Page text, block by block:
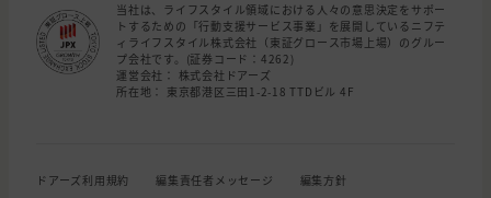
当社は、ライフスタイル領域における人々の意思決定をサポー
トするための「行動支援サービス事業」を展開しているニフテ
ィライフスタイル株式会社（東証グロース市場上場）のグルー
プ会社です。(証券コード：4262)
運営会社： 株式会社ドアーズ
所在地： 東京都港区三田1-2-18 TTDビル 4F
ドアーズ利用規約 編集責任者メッセージ 編集方針